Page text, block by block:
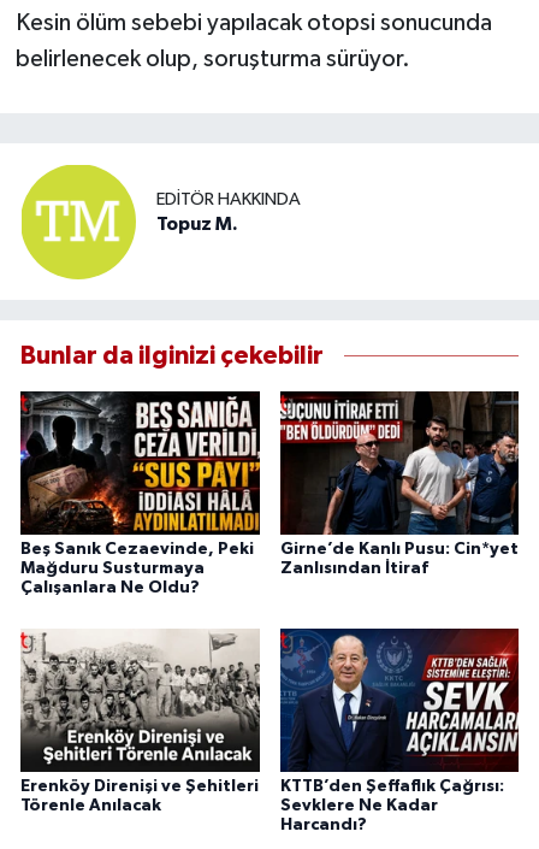
Kesin ölüm sebebi yapılacak otopsi sonucunda
belirlenecek olup, soruşturma sürüyor.
EDITÖR HAKKINDA
Topuz M.
Bunlar da ilginizi çekebilir
Beş Sanık Cezaevinde, Peki
Mağduru Susturmaya
Çalışanlara Ne Oldu?
Girne’de Kanlı Pusu: Cin*yet
Zanlısından İtiraf
Erenköy Direnişi ve Şehitleri
Törenle Anılacak
KTTB’den Şeffaflık Çağrısı:
Sevklere Ne Kadar
Harcandı?